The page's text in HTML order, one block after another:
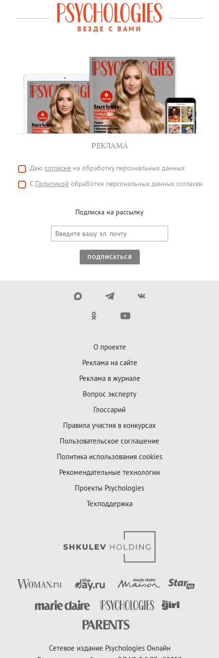
ВЕЗДЕ С ВАМИ
РЕКЛАМА
Даю согласие на обработку персональных данных
С Политикой обработки персональных данных согласен
Подписка на рассылку
ПОДПИСАТЬСЯ
О проекте
Реклама на сайте
Реклама в журнале
Вопрос эксперту
Глоссарий
Правила участия в конкурсах
Пользовательское соглашение
Политика использования cookies
Рекомендательные технологии
Проекты Psychologies
Техподдержка
Сетевое издание Psychologies Онлайн